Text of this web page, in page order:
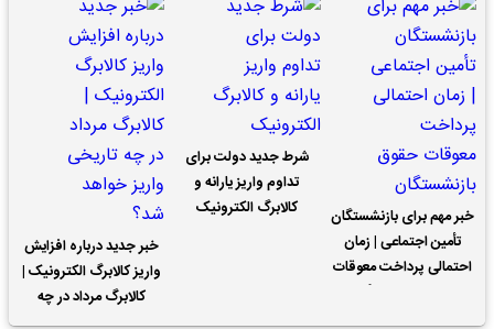
خبر مهم برای بازنشستگان
تأمین اجتماعی | زمان
احتمالی پرداخت معوقات
شرط جدید دولت برای
تداوم واریز یارانه و
کالابرگ الکترونیک
خبر جدید درباره افزایش
واریز کالابرگ الکترونیک |
کالابرگ مرداد در چه
تاریخی واریز خواهد شد؟